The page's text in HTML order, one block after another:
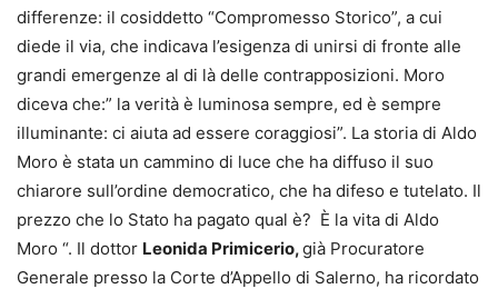
differenze: il cosiddetto “Compromesso Storico”, a cui
diede il via, che indicava l’esigenza di unirsi di fronte alle
grandi emergenze al di là delle contrapposizioni. Moro
diceva che:” la verità è luminosa sempre, ed è sempre
illuminante: ci aiuta ad essere coraggiosi”. La storia di Aldo
Moro è stata un cammino di luce che ha diffuso il suo
chiarore sull’ordine democratico, che ha difeso e tutelato. Il
prezzo che lo Stato ha pagato qual è? È la vita di Aldo
Moro “. Il dottor Leonida Primicerio,già Procuratore
Generale presso la Corte d’Appello di Salerno, ha ricordato